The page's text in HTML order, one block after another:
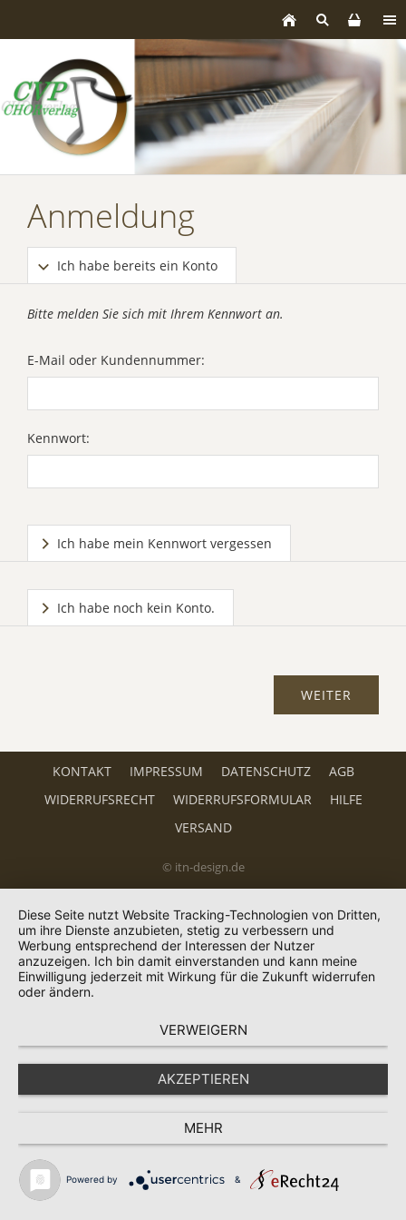
Anmeldung
Ich habe bereits ein Konto
Bitte melden Sie sich mit Ihrem Kennwort an.
E-Mail oder Kundennummer:
Kennwort:
Ich habe mein Kennwort vergessen
Ich habe noch kein Konto.
KONTAKT IMPRESSUM DATENSCHUTZ
AGB
WIDERRUFSRECHT
WIDERRUFSFORMULAR
HILFE
VERSAND
© itn-design.de
Diese Seite nutzt Website Tracking-Technologien von Dritten,
um ihre Dienste anzubieten, stetig zu verbessern und
Werbung entsprechend der Interessen der Nutzer
anzuzeigen. Ich bin damit einverstanden und kann meine
Einwilligung jederzeit mit Wirkung für die Zukunft widerrufen
oder ändern.
VERWEIGERN
AKZEPTIEREN
MEHR
Powered by &